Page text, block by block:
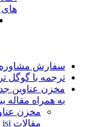
سفارش مشاوره
ترجمه با گوگل
مخزن عناوین
به همراه مقاله
مخزن
مقالات isi و گرفتن اکسپت